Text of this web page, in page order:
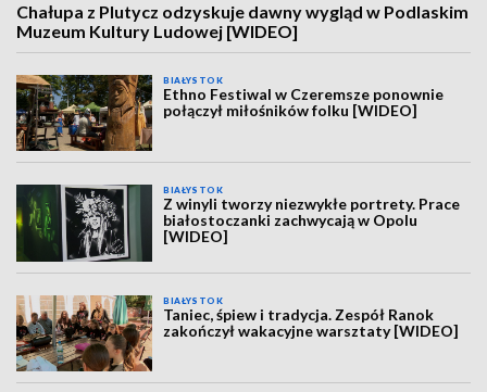
Chałupa z Plutycz odzyskuje dawny wygląd w Podlaskim
Muzeum Kultury Ludowej [WIDEO]
BIAŁYSTOK
Ethno Festiwal w Czeremsze ponownie
połączył miłośników folku [WIDEO]
BIAŁYSTOK
Z winyli tworzy niezwykłe portrety. Prace
białostoczanki zachwycają w Opolu
[WIDEO]
BIAŁYSTOK
Taniec, śpiew i tradycja. Zespół Ranok
zakończył wakacyjne warsztaty [WIDEO]